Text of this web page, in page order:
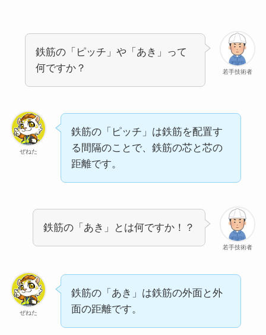
若手技術者
鉄筋の「ピッチ」や「あき」って
何ですか？
ぜねた
鉄筋の「ピッチ」は鉄筋を配置す
る間隔のことで、鉄筋の芯と芯の
距離です。
若手技術者
鉄筋の「あき」とは何ですか！？
ぜねた
鉄筋の「あき」は鉄筋の外面と外
面の距離です。